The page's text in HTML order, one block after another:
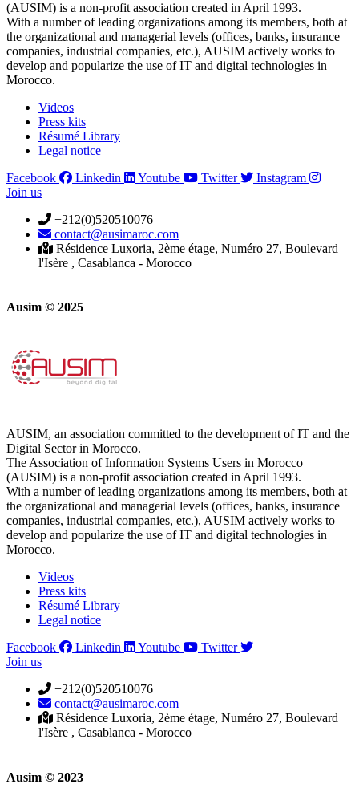
(AUSIM) is a non-profit association created in April 1993.
With a number of leading organizations among its members, both at
the organizational and managerial levels (offices, banks, insurance
companies, industrial companies, etc.), AUSIM actively works to
develop and popularize the use of IT and digital technologies in
Morocco.
Videos
Press kits
Résumé Library
Legal notice
Facebook
Linkedin Youtube Twitter
Instagram
Join us
+212(0)520510076
contact@ausimaroc.com
Résidence Luxoria, 2ème étage, Numéro 27, Boulevard
l'Isère , Casablanca - Morocco
Ausim © 2025
AUSIM, an association committed to the development of IT and the
Digital Sector in Morocco.
The Association of Information Systems Users in Morocco
(AUSIM) is a non-profit association created in April 1993.
With a number of leading organizations among its members, both at
the organizational and managerial levels (offices, banks, insurance
companies, industrial companies, etc.), AUSIM actively works to
develop and popularize the use of IT and digital technologies in
Morocco.
Videos
Press kits
Résumé Library
Legal notice
Facebook
Linkedin Youtube
Twitter
Join us
+212(0)520510076
contact@ausimaroc.com
Résidence Luxoria, 2ème étage, Numéro 27, Boulevard
l'Isère , Casablanca - Morocco
Ausim © 2023